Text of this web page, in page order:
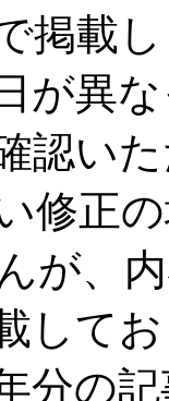
掲載
が異
認い
修正
が、
して
分の